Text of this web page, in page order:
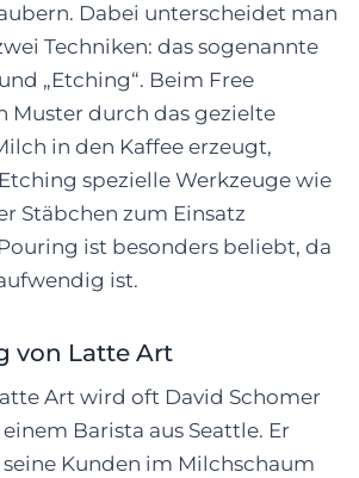
Dabei unterscheidet man
Techniken: das sogenannte
„Etching“. Beim Free
Muster durch das gezielte
in den Kaffee erzeugt,
spezielle Werkzeuge wie
Stäbchen zum Einsatz
ist besonders beliebt, da
ist.
von Latte Art
Art wird oft David Schomer
Barista aus Seattle. Er
Kunden im Milchschaum